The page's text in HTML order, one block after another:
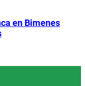
en Bimenes